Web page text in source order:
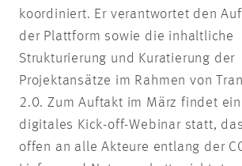
koordiniert. Er verantwortet den
der Plattform sowie die inhaltliche
Strukturierung und Kuratierung der
Projektansätze im Rahmen von
2.0. Zum Auftakt im März findet ein
digitales Kick-off-Webinar statt,
offen an alle Akteure entlang der